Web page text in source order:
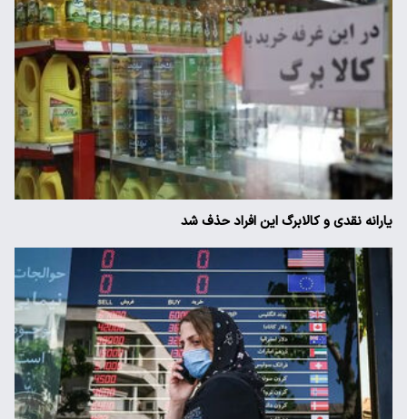
یارانه نقدی و کالابرگ این افراد حذف شد